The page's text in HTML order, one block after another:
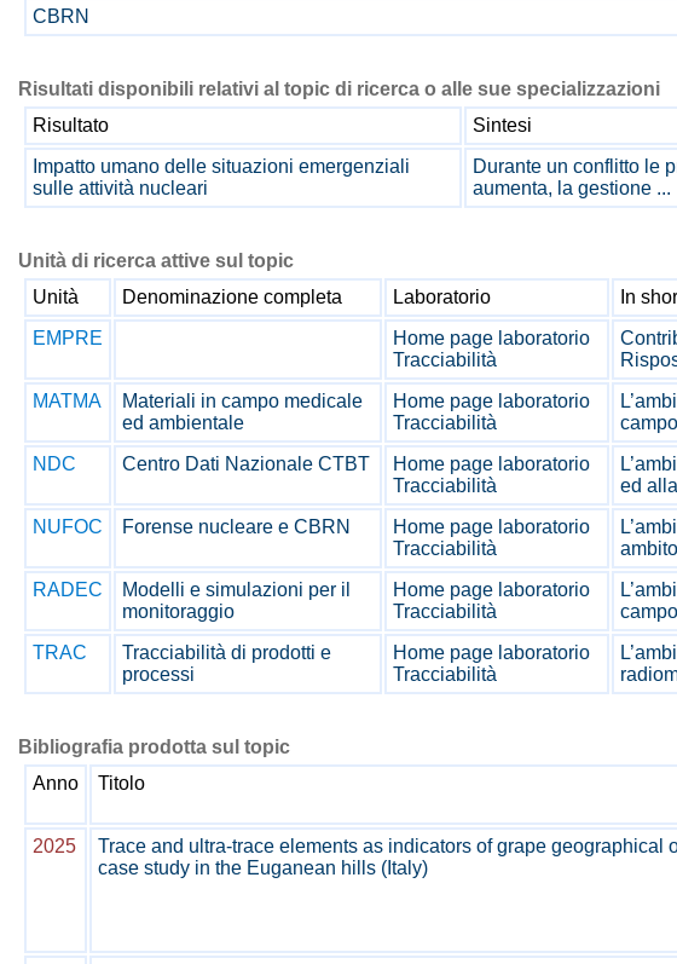
CBRN
Risultati disponibili relativi al topic di ricerca o alle sue specializzazioni
Risultato
Sintesi
Impatto umano delle situazioni emergenziali
sulle attività nucleari
Durante un conflitto le
aumenta, la gestione ...
Unità di ricerca attive sul topic
Unità
Denominazione completa Laboratorio In
EMPRE
Home page laboratorio
Tracciabilità
MATMA
Materiali in campo medicale
ed ambientale
Home page laboratorio
Tracciabilità
NDC Centro Dati Nazionale CTBT
Home page laboratorio
Tracciabilità
ed
NUFOC Forense nucleare e CBRN
Home page laboratorio
Tracciabilità
RADEC
Modelli e simulazioni per il
monitoraggio
Home page laboratorio
Tracciabilità
TRAC
Tracciabilità di prodotti e
processi
Home page laboratorio
Tracciabilità
Bibliografia prodotta sul topic
Anno
Titolo
2025
Trace and ultra-trace elements as indicators of grape geographical
case study in the Euganean hills (Italy)